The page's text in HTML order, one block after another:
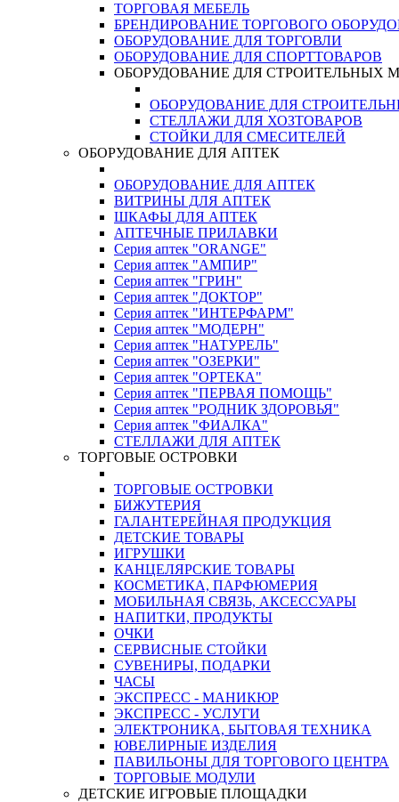
ТОРГОВАЯ МЕБЕЛЬ
БРЕНДИРОВАНИЕ ТОРГОВОГО
ОБОРУДОВАНИЕ ДЛЯ ТОРГОВЛИ
ОБОРУДОВАНИЕ ДЛЯ СПОРТТОВАРОВ
ОБОРУДОВАНИЕ ДЛЯ СТРОИТЕЛЬНЫХ
ОБОРУДОВАНИЕ ДЛЯ
СТЕЛЛАЖИ ДЛЯ ХОЗТОВАРОВ
СТОЙКИ ДЛЯ СМЕСИТЕЛЕЙ
ОБОРУДОВАНИЕ ДЛЯ АПТЕК
ОБОРУДОВАНИЕ ДЛЯ АПТЕК
ВИТРИНЫ ДЛЯ АПТЕК
ШКАФЫ ДЛЯ АПТЕК
АПТЕЧНЫЕ ПРИЛАВКИ
Серия аптек "ORANGE"
Серия аптек "АМПИР"
Серия аптек "ГРИН"
Серия аптек "ДОКТОР"
Серия аптек "ИНТЕРФАРМ"
Серия аптек "МОДЕРН"
Серия аптек "НАТУРЕЛЬ"
Серия аптек "ОЗЕРКИ"
Серия аптек "ОРТЕКА"
Серия аптек "ПЕРВАЯ ПОМОЩЬ"
Серия аптек "РОДНИК ЗДОРОВЬЯ"
Серия аптек "ФИАЛКА"
СТЕЛЛАЖИ ДЛЯ АПТЕК
ТОРГОВЫЕ ОСТРОВКИ
ТОРГОВЫЕ ОСТРОВКИ
БИЖУТЕРИЯ
ГАЛАНТЕРЕЙНАЯ ПРОДУКЦИЯ
ДЕТСКИЕ ТОВАРЫ
ИГРУШКИ
КАНЦЕЛЯРСКИЕ ТОВАРЫ
КОСМЕТИКА, ПАРФЮМЕРИЯ
МОБИЛЬНАЯ СВЯЗЬ, АКСЕССУАРЫ
НАПИТКИ, ПРОДУКТЫ
ОЧКИ
СЕРВИСНЫЕ СТОЙКИ
СУВЕНИРЫ, ПОДАРКИ
ЧАСЫ
ЭКСПРЕСС - МАНИКЮР
ЭКСПРЕСС - УСЛУГИ
ЭЛЕКТРОНИКА, БЫТОВАЯ ТЕХНИКА
ЮВЕЛИРНЫЕ ИЗДЕЛИЯ
ПАВИЛЬОНЫ ДЛЯ ТОРГОВОГО ЦЕНТРА
ТОРГОВЫЕ МОДУЛИ
ДЕТСКИЕ ИГРОВЫЕ ПЛОЩАДКИ